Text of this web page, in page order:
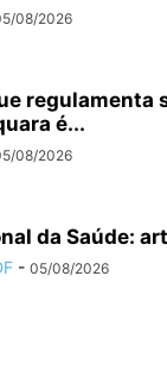
08/2026
regulamenta
é...
08/2026
da Saúde:
- 05/08/2026